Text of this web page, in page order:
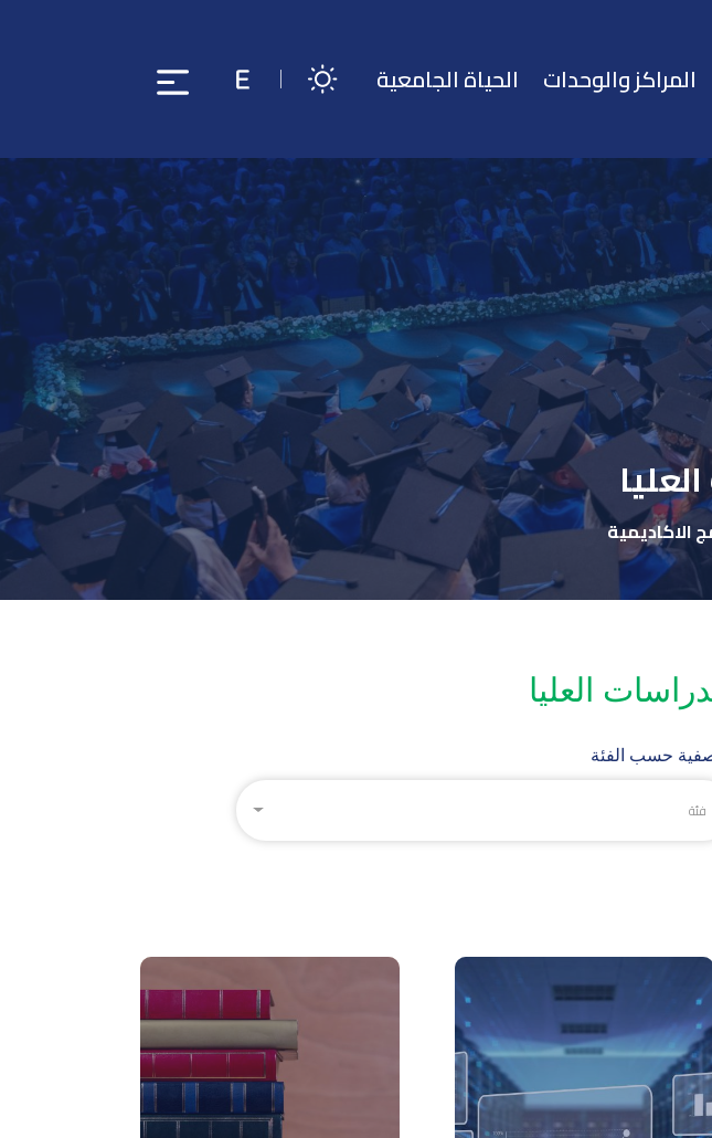
المراكز والوحدات الحياة الجامعية
الاكاديمية
العليا
حسب الفئة
فئة